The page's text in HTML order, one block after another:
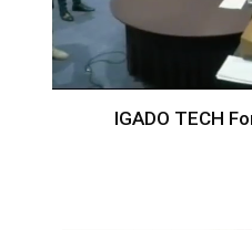
IGADO TECH